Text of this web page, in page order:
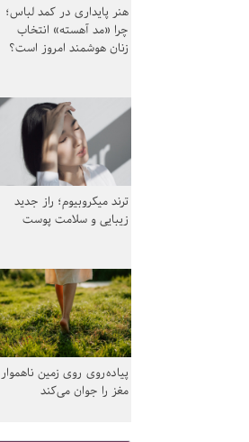
هنر پایداری در کمد لباس؛
چرا «مد آهسته» انتخاب
زنان هوشمند امروز است؟
ترند میکروبیوم؛ راز جدید
زیبایی و سلامت پوست
پیاده‌روی روی زمین ناهموار
مغز را جوان می‌کند